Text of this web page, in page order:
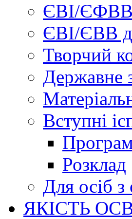
ЄВІ/ЄФВВ
ЄВІ/ЄВВ
Творчий
Державне
Вступні
Розклад
Для осіб
ЯКІСТЬ